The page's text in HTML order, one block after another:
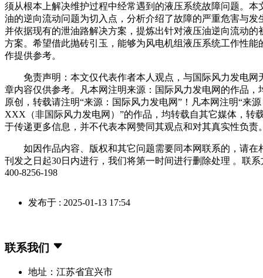
须从根本上解决维护过程中经常遇到的液压系统故障问题。本
油的逆向流动问题为切入点，分析介绍了故障的严重危害与发
并依据现有的泄油路解决方案，提炼出针对液压油逆向流动的
方案。希望借此抛砖引玉，能够为风电机组液压系统工作性能
作提供参考。
免责声明：本文仅代表作者本人观点，与国际风力发电网
章内容仅供参考。凡本网注明来源：国际风力发电网的作品，
原创，转载请注明“来源：国际风力发电网”！凡本网注明“来
XXX（非国际风力发电网）”的作品，均转载自其它媒体，转
于传递更多信息，并不代表本网赞同其观点和对其真实性负责
如因作品内容、版权和其它问题需要同本网联系的，请在
刊发之日起30日内进行，我们将第一时间进行删除处理 。联系
400-8256-198
发布于 : 2025-01-13 17:54
联系我们
地址：江苏省宜兴市